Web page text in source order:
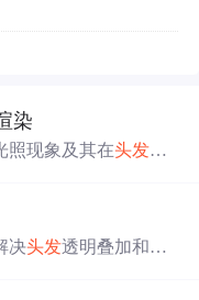
染
照现象及其在头发渲
和GGX分布，可以模
模型提供了经验性
决头发透明叠加和消